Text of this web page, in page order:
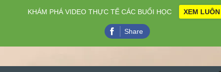
KHÁM PHÁ VIDEO THỰC TẾ CÁC BUỔI HỌC XEM LUÔN
Share